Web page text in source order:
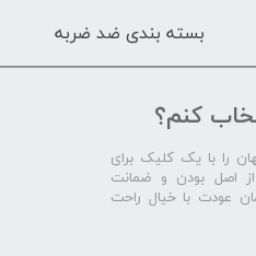
بسته بندی ضد ضربه
کنم؟
را با یک کلیک برای
از اصل بودن و ضمانت
ساعت زمان عودت با خیال راحت